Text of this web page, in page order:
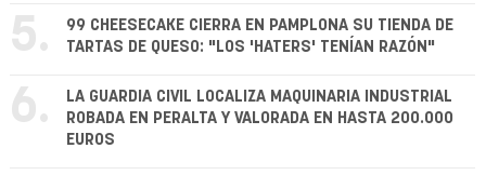
5.
99 CHEESECAKE CIERRA EN PAMPLONA SU TIENDA DE
TARTAS DE QUESO: "LOS 'HATERS' TENÍAN RAZÓN"
6.
LA GUARDIA CIVIL LOCALIZA MAQUINARIA INDUSTRIAL
ROBADA EN PERALTA Y VALORADA EN HASTA 200.000
EUROS